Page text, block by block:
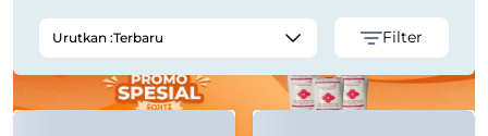
Urutkan :Terbaru Filter